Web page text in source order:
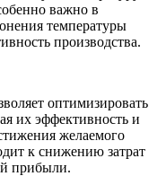
важно в
температуры
производства.
оптимизировать
их эффективность и
желаемого
к снижению затрат
прибыли.